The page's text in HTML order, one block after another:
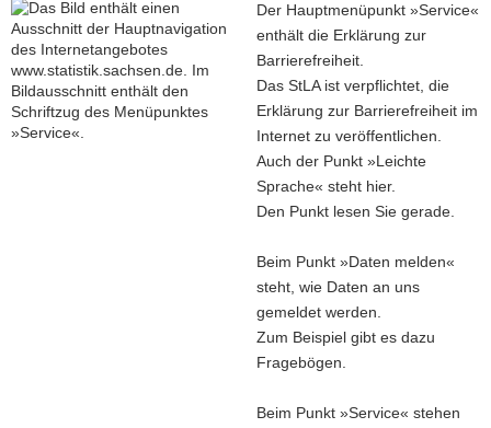
Der Hauptmenüpunkt »Service«
enthält die Erklärung zur
Barrierefreiheit.
Das StLA ist verpflichtet, die
Erklärung zur Barrierefreiheit im
Internet zu veröffentlichen.
Auch der Punkt »Leichte
Sprache« steht hier.
Den Punkt lesen Sie gerade.
Beim Punkt »Daten melden«
steht, wie Daten an uns
gemeldet werden.
Zum Beispiel gibt es dazu
Fragebögen.
Beim Punkt »Service« stehen